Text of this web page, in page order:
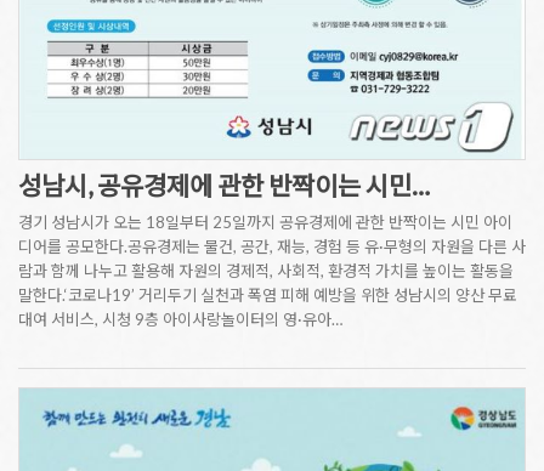
성남시, 공유경제에 관한 반짝이는 시민…
경기 성남시가 오는 18일부터 25일까지 공유경제에 관한 반짝이는 시민 아이
디어를 공모한다.공유경제는 물건, 공간, 재능, 경험 등 유·무형의 자원을 다른 사
람과 함께 나누고 활용해 자원의 경제적, 사회적, 환경적 가치를 높이는 활동을
말한다.‘코로나19’ 거리두기 실천과 폭염 피해 예방을 위한 성남시의 양산 무료
대여 서비스, 시청 9층 아이사랑놀이터의 영·유아…